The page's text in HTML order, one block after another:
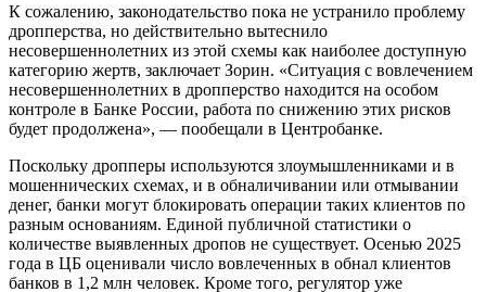
К сожалению, законодательство пока не устранило проблему
дропперства, но действительно вытеснило
несовершеннолетних из этой схемы как наиболее доступную
категорию жертв, заключает Зорин. «Ситуация с вовлечением
несовершеннолетних в дропперство находится на особом
контроле в Банке России, работа по снижению этих рисков
будет продолжена», — пообещали в Центробанке.
Поскольку дропперы используются злоумышленниками и в
мошеннических схемах, и в обналичивании или отмывании
денег, банки могут блокировать операции таких клиентов по
разным основаниям. Единой публичной статистики о
количестве выявленных дропов не существует. Осенью 2025
года в ЦБ оценивали число вовлеченных в обнал клиентов
банков в 1,2 млн человек. Кроме того, регулятор уже